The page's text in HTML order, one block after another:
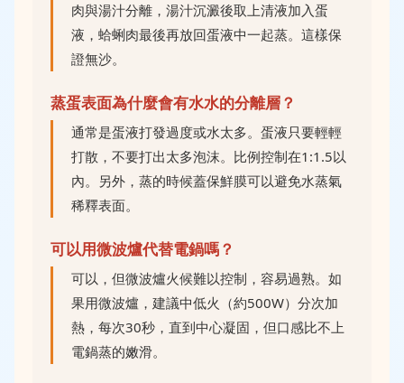
肉與湯汁分離，湯汁沉澱後取上清液加入蛋
液，蛤蜊肉最後再放回蛋液中一起蒸。這樣保
證無沙。
蒸蛋表面為什麼會有水水的分離層？
通常是蛋液打發過度或水太多。蛋液只要輕輕
打散，不要打出太多泡沫。比例控制在1:1.5以
內。另外，蒸的時候蓋保鮮膜可以避免水蒸氣
稀釋表面。
可以用微波爐代替電鍋嗎？
可以，但微波爐火候難以控制，容易過熟。如
果用微波爐，建議中低火（約500W）分次加
熱，每次30秒，直到中心凝固，但口感比不上
電鍋蒸的嫩滑。